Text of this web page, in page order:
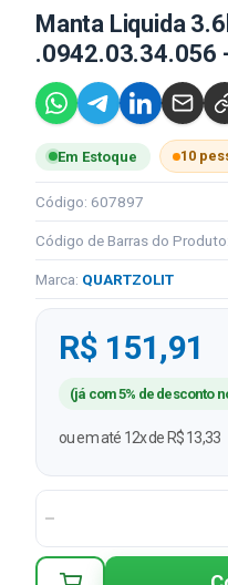
Manta Liquida
.0942.03.34.056
Em Estoque 10
Código: 607897
Código de Barras do
Marca: QUARTZOLIT
R$ 151,91
(já com 5% de desconto
ou em até 12x de R$ 13,33